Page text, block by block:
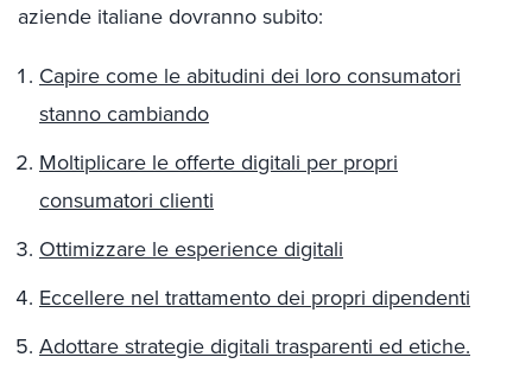
aziende italiane dovranno subito:
Capire come le abitudini dei loro consumatori
stanno cambiando
Moltiplicare le offerte digitali per propri
consumatori clienti
Ottimizzare le esperience digitali
Eccellere nel trattamento dei propri dipendenti
Adottare strategie digitali trasparenti ed etiche.